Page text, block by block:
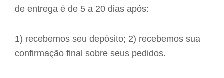
de entrega é de 5 a 20 dias após:
1) recebemos seu depósito; 2) recebemos sua
confirmação final sobre seus pedidos.